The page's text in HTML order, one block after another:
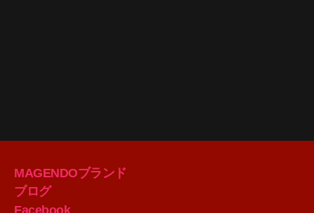
MAGENDOブランド
ブログ
Facebook